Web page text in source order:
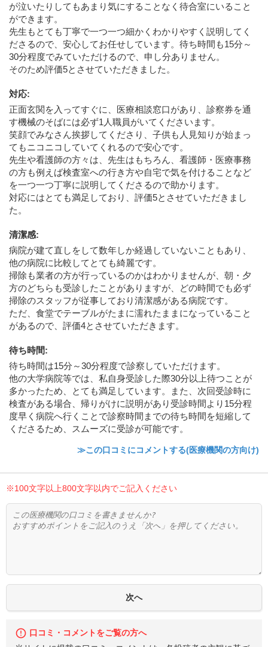
が泣いたりしてもあまり気にすることなく待合室にいること
ができます。
先生もとても丁寧で一つ一つ細かくわかりやすく説明してく
ださるので、安心してお任せしています。待ち時間も15分～
30分程度でみていただけるので、申し分ありません。
そのため評価5とさせていただきました。
対応:
正面玄関を入ってすぐに、医療相談窓口があり、診察券を通
す機械のそばには必ず1人職員がいてくださいます。
笑顔でみなさん挨拶してくださり、子供も人見知りが始まっ
てもニコニコしていてくれるので安心です。
先生や看護師の方々は、先生はもちろん、看護師・医療事務
の方も例えば検査室への行き方や自宅で気を付けることなど
を一つ一つ丁寧に説明してくださるので助かります。
対応にはとても満足しており、評価5とさせていただきまし
た。
清潔感:
病院が建て直しをして数年しか経過していないこともあり、
他の病院に比較してとても綺麗です。
掃除も業者の方が行っているのかはわかりませんが、朝・夕
方のどちらも受診したことがありますが、どの時間でも必ず
掃除のスタッフが従事しており清潔感がある病院です。
ただ、食堂でテーブルがたまに濡れたままになっていること
があるので、評価4とさせていただきます。
待ち時間:
待ち時間は15分～30分程度で診察していただけます。
他の大学病院等では、私自身受診した際30分以上待つことが
多かったため、とても満足しています。また、次回受診時に
検査がある場合、帰りがけに説明があり受診時間より15分程
度早く病院へ行くことで診察時間までの待ち時間を短縮して
くださるため、スムーズに受診が可能です。
≫この口コミにコメントする(医療機関の方向け)
※100文字以上800文字以内でご記入ください
口コミ・コメントをご覧の方へ